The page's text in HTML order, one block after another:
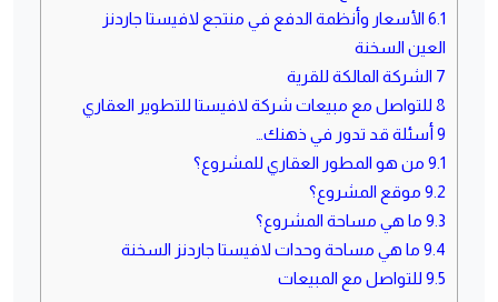
6.1 الأسعار وأنظمة الدفع في منتجع لافيستا جاردنز
العين السخنة
7 الشركة المالكة للقرية
8 للتواصل مع مبيعات شركة لافيستا للتطوير العقاري
9 أسئلة قد تدور في ذهنك…
9.1 من هو المطور العقاري للمشروع؟
9.2 موقع المشروع؟
9.3 ما هي مساحة المشروع؟
9.4 ما هي مساحة وحدات لافيستا جاردنز السخنة
9.5 للتواصل مع المبيعات